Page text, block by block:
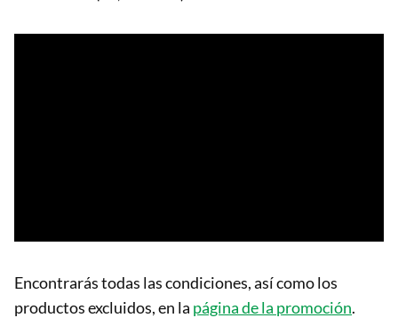
Encontrarás todas las condiciones, así como los
productos excluidos, en la página de la promoción.